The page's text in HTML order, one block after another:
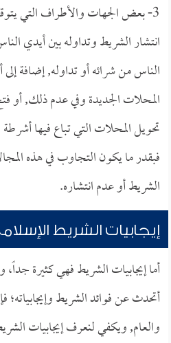
3- بعض الجهات والأطراف التي
انتشار الشريط وتداوله بين أيدي
الناس من شرائه أو تداوله, إضافة
المحلات الجديدة وفي عدم ذلك,
تحويل المحلات التي تباع فيها أشرطة
فبقدر ما يكون التجاوب في هذه
الشريط أو عدم انتشاره.
إيجابيات الشريط
أما إيجابيات الشريط فهي كثيرة جداً،
أتحدث عن فوائد الشريط وإيجابياته؛
والعام, ويكفي لنعرف إيجابيات